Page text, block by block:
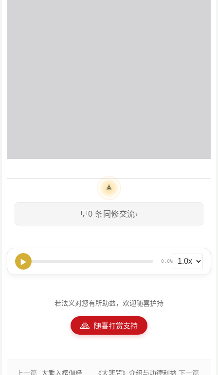
🧘
💬0 条同修交流›
▶ 0.0%
若法义对您有所助益，欢迎随喜护持
🙏 随喜打赏支持
上一篇 大乘入楞伽经 《大悲咒》介绍与功德利益 下一篇